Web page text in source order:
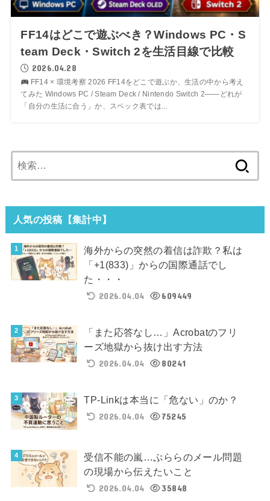
FF14はどこで遊ぶべき？Windows PC・S
team Deck・Switch 2を生活目線で比較
2026.04.28
FF14 × 環境考察 2026 FF14をどこで遊ぶか、生活の中から考え
てみた Windows PC / Steam Deck / Nintendo Switch 2——どれが
「自分の生活に合う」か、スペック表では...
索:
人気の投稿【集計中】
海外からの突然の着信は詐欺？私は
「+1(833)」からの国際通話でし
た・・・
2026.04.04
609449
「また応答なし…」Acrobatのフリ
ーズ地獄から抜け出す方法
2026.04.04
80241
TP-Linkは本当に「危ない」のか？
2026.04.04
75245
受信不能の嵐…ぷららのメール問題
の現場から伝えたいこと
2026.04.04
35848